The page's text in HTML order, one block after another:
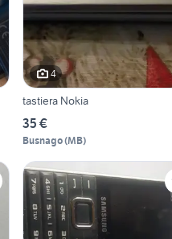
4
tastiera Nokia
35 €
Busnago(MB)